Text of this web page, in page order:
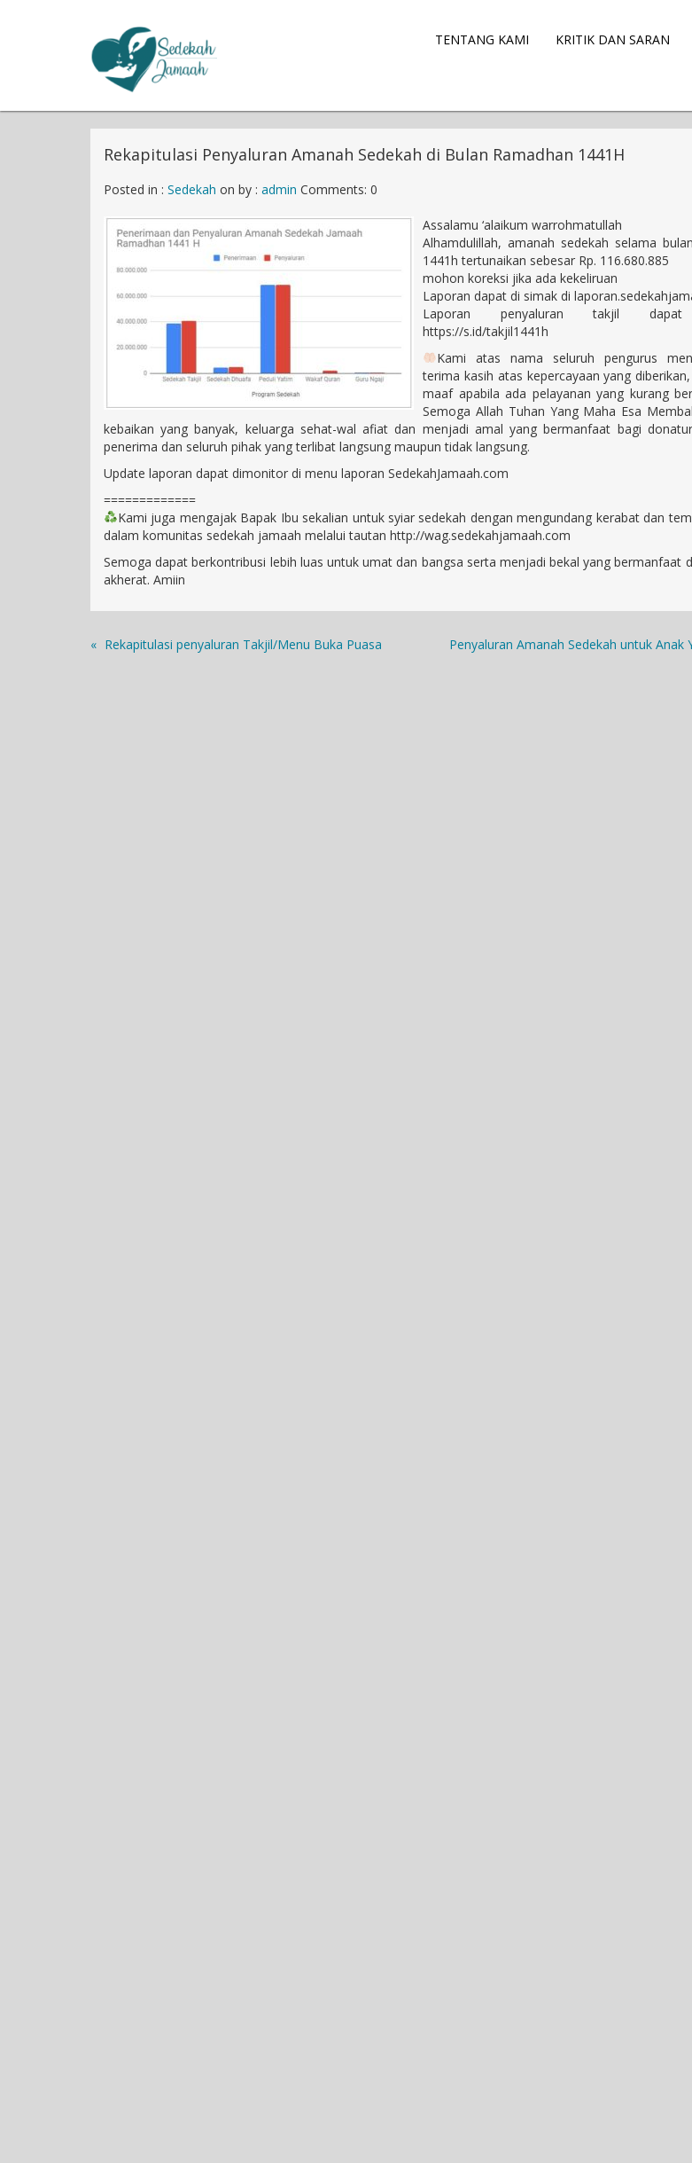
TENTANG KAMI KRITIK DAN SARAN
Rekapitulasi Penyaluran Amanah Sedekah di Bulan Ramadhan 1441H
Posted in : Sedekah on by : admin Comments: 0
Assalamu ‘alaikum warrohmatullah
Alhamdulillah, amanah sedekah selama
1441h tertunaikan sebesar Rp. 116.680.885
mohon koreksi jika ada kekeliruan
Laporan dapat di simak di
Laporan penyaluran takjil dapat
https://s.id/takjil1441h
Kami atas nama seluruh pengurus
terima kasih atas kepercayaan yang
maaf apabila ada pelayanan yang kurang
Semoga Allah Tuhan Yang Maha Esa
kebaikan yang banyak, keluarga sehat-wal afiat dan menjadi amal yang bermanfaat bagi
penerima dan seluruh pihak yang terlibat langsung maupun tidak langsung.
Update laporan dapat dimonitor di menu laporan SedekahJamaah.com
=============
Kami juga mengajak Bapak Ibu sekalian untuk syiar sedekah dengan mengundang kerabat dan
dalam komunitas sedekah jamaah melalui tautan http://wag.sedekahjamaah.com
Semoga dapat berkontribusi lebih luas untuk umat dan bangsa serta menjadi bekal yang bermanfaat
akherat. Amiin
« Rekapitulasi penyaluran Takjil/Menu Buka Puasa Penyaluran Amanah Sedekah untuk Anak